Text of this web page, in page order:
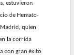
estuvieron
de Hemato-
quien
la corrida
con gran éxito